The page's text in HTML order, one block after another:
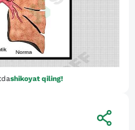
shikoyat qiling!